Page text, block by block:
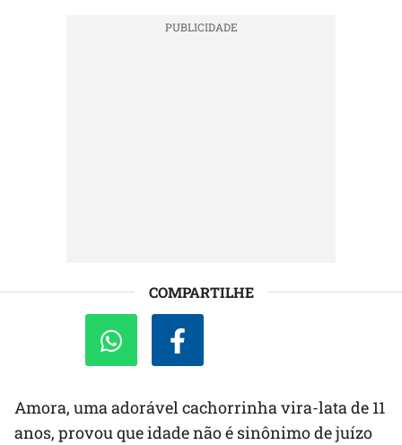
COMPARTILHE
Amora, uma adorável cachorrinha vira-lata de 11
anos, provou que idade não é sinônimo de juízo